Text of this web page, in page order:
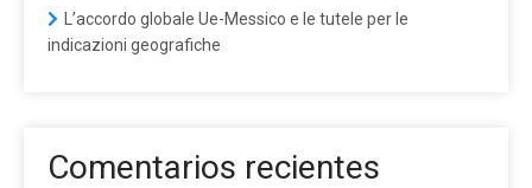
L’accordo globale Ue-Messico e le tutele per le
indicazioni geografiche
Comentarios recientes